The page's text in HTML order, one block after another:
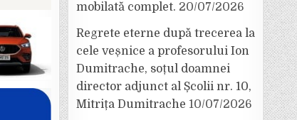
mobilată complet. 20/07/2026
Regrete eterne după trecerea la
cele veșnice a profesorului Ion
Dumitrache, soțul doamnei
director adjunct al Școlii nr. 10,
Mitrița Dumitrache 10/07/2026